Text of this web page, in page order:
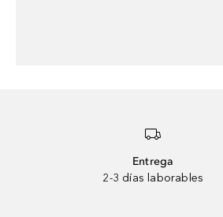
Entrega
2-3 días laborables